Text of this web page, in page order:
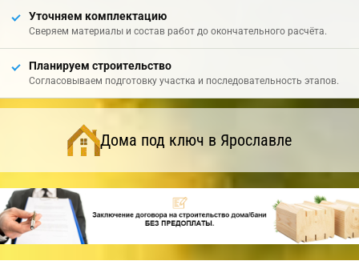
Уточняем комплектацию
Сверяем материалы и состав работ до окончательного расчёта.
Планируем строительство
Согласовываем подготовку участка и последовательность этапов.
Дома под ключ в Ярославле